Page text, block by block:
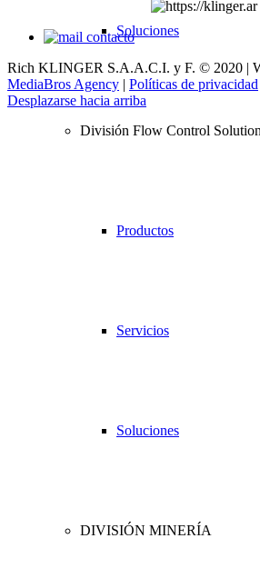
Soluciones
División Flow Control
Productos
Servicios
Soluciones
DIVISIÓN MINERÍA
contacto
Rich KLINGER S.A.A.C.I. y F. © 2020 |
MediaBros Agency | Políticas de privacidad
Desplazarse hacia arriba